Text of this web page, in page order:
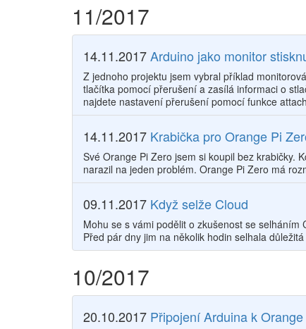
11/2017
14.11.2017Arduino jako monitor
Z jednoho projektu jsem vybral příklad
tlačítka pomocí přerušení a zasílá informaci o
najdete nastavení přerušení pomocí funkce
14.11.2017 Krabička pro Orange Pi
Své Orange Pi Zero jsem si koupil bez krabičky.
narazil na jeden problém. Orange Pi Zero má
09.11.2017 Když selže Cloud
Mohu se s vámi podělit o zkušenost se
Před pár dny jim na několik hodin selhala
10/2017
20.10.2017 Připojení Arduina k